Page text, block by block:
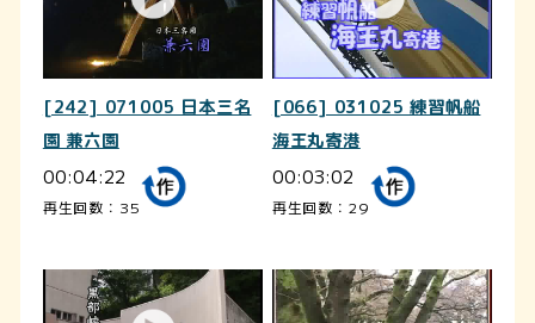
[242] 071005 日本三名
園 兼六園
00:04:22
再生回数：35
[066] 031025 練習帆船
海王丸寄港
00:03:02
再生回数：29